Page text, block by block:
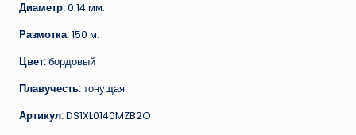
Диаметр:0.14 мм.
Размотка:150 м.
Цвет:бордовый
Плавучесть:тонущая
Артикул:DS1XL0140MZB2O